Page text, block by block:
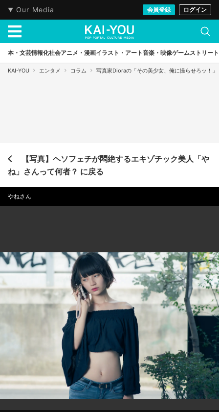
Our Media 会員登録 ログイン
本・文芸情報化社会アニメ・漫画イラスト・アート音楽・映像ゲームストリート
KAI-YOU エンタメ コラム 写真家Dioraの「その美少女、俺に撮らせろッ！」
【写真】ヘソフェチが悶絶するエキゾチック美人「や
ね」さんって何者？ に戻る
やねさん